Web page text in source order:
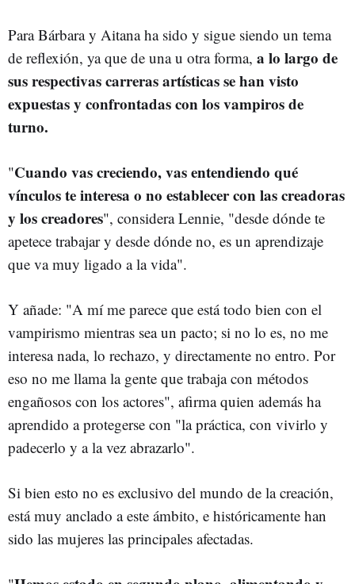
Para Bárbara y Aitana ha sido y sigue siendo un tema
de reflexión, ya que de una u otra forma, a lo largo de
sus respectivas carreras artísticas se han visto
expuestas y confrontadas con los vampiros de
turno.
"Cuando vas creciendo, vas entendiendo qué
vínculos te interesa o no establecer con las creadoras
y los creadores", considera Lennie, "desde dónde te
apetece trabajar y desde dónde no, es un aprendizaje
que va muy ligado a la vida".
Y añade: "A mí me parece que está todo bien con el
vampirismo mientras sea un pacto; si no lo es, no me
interesa nada, lo rechazo, y directamente no entro. Por
eso no me llama la gente que trabaja con métodos
engañosos con los actores", afirma quien además ha
aprendido a protegerse con "la práctica, con vivirlo y
padecerlo y a la vez abrazarlo".
Si bien esto no es exclusivo del mundo de la creación,
está muy anclado a este ámbito, e históricamente han
sido las mujeres las principales afectadas.